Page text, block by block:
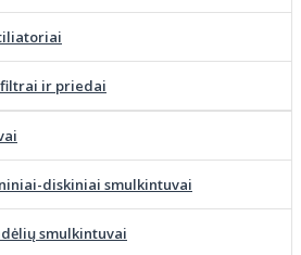
ir priedai
diskiniai smulkintuvai
smulkintuvai